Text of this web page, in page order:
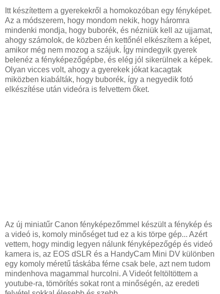
Itt készítettem a gyerekekről a homokozóban egy fényképet.
Az a módszerem, hogy mondom nekik, hogy háromra
mindenki mondja, hogy buborék, és nézniük kell az ujjamat,
ahogy számolok, de közben én kettőnél elkészítem a képet,
amikor még nem mozog a szájuk. Így mindegyik gyerek
belenéz a fényképezőgépbe, és elég jól sikerülnek a képek.
Olyan vicces volt, ahogy a gyerekek jókat kacagtak
miközben kiabálták, hogy buborék, így a negyedik fotó
elkészítése után videóra is felvettem őket.
Az új miniatűr Canon fényképezőmmel készült a fénykép és
a videó is, komoly minőséget tud ez a kis törpe gép... Azért
vettem, hogy mindig legyen nálunk fényképezőgép és videó
kamera is, az EOS dSLR és a HandyCam Mini DV különben
egy komoly méretű táskába férne csak bele, azt nem tudom
mindenhova magammal hurcolni. A Videót feltöltöttem a
youtube-ra, tömörítés sokat ront a minőségén, az eredeti